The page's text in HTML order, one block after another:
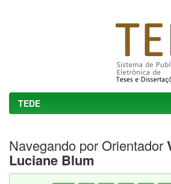
TEDE
Navegando por Orientador
Luciane Blum